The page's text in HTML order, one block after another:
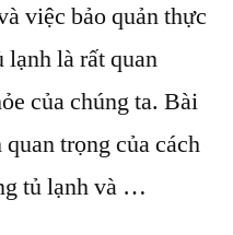
việc bảo quản thực
lạnh là rất quan
của chúng ta. Bài
trọng của cách
tủ lạnh và …